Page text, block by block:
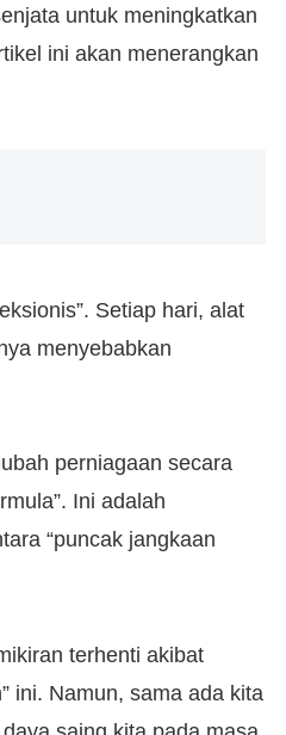
untuk meningkatkan
ini akan menerangkan
Setiap hari, alat
menyebabkan
perniagaan secara
Ini adalah
“puncak jangkaan
terhenti akibat
ini. Namun, sama ada kita